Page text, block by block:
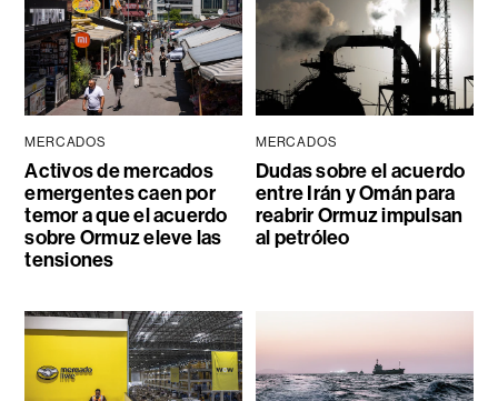
MERCADOS
Activos de mercados
emergentes caen por
temor a que el acuerdo
sobre Ormuz eleve las
tensiones
MERCADOS
Dudas sobre el acuerdo
entre Irán y Omán para
reabrir Ormuz impulsan
al petróleo